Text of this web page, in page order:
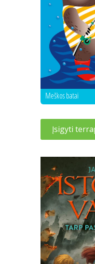
Meškos batai
Įsigyti